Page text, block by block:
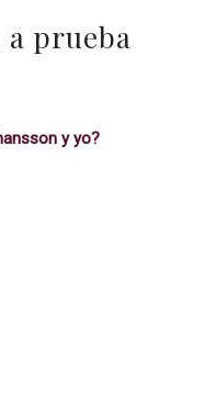
prueba
y yo?